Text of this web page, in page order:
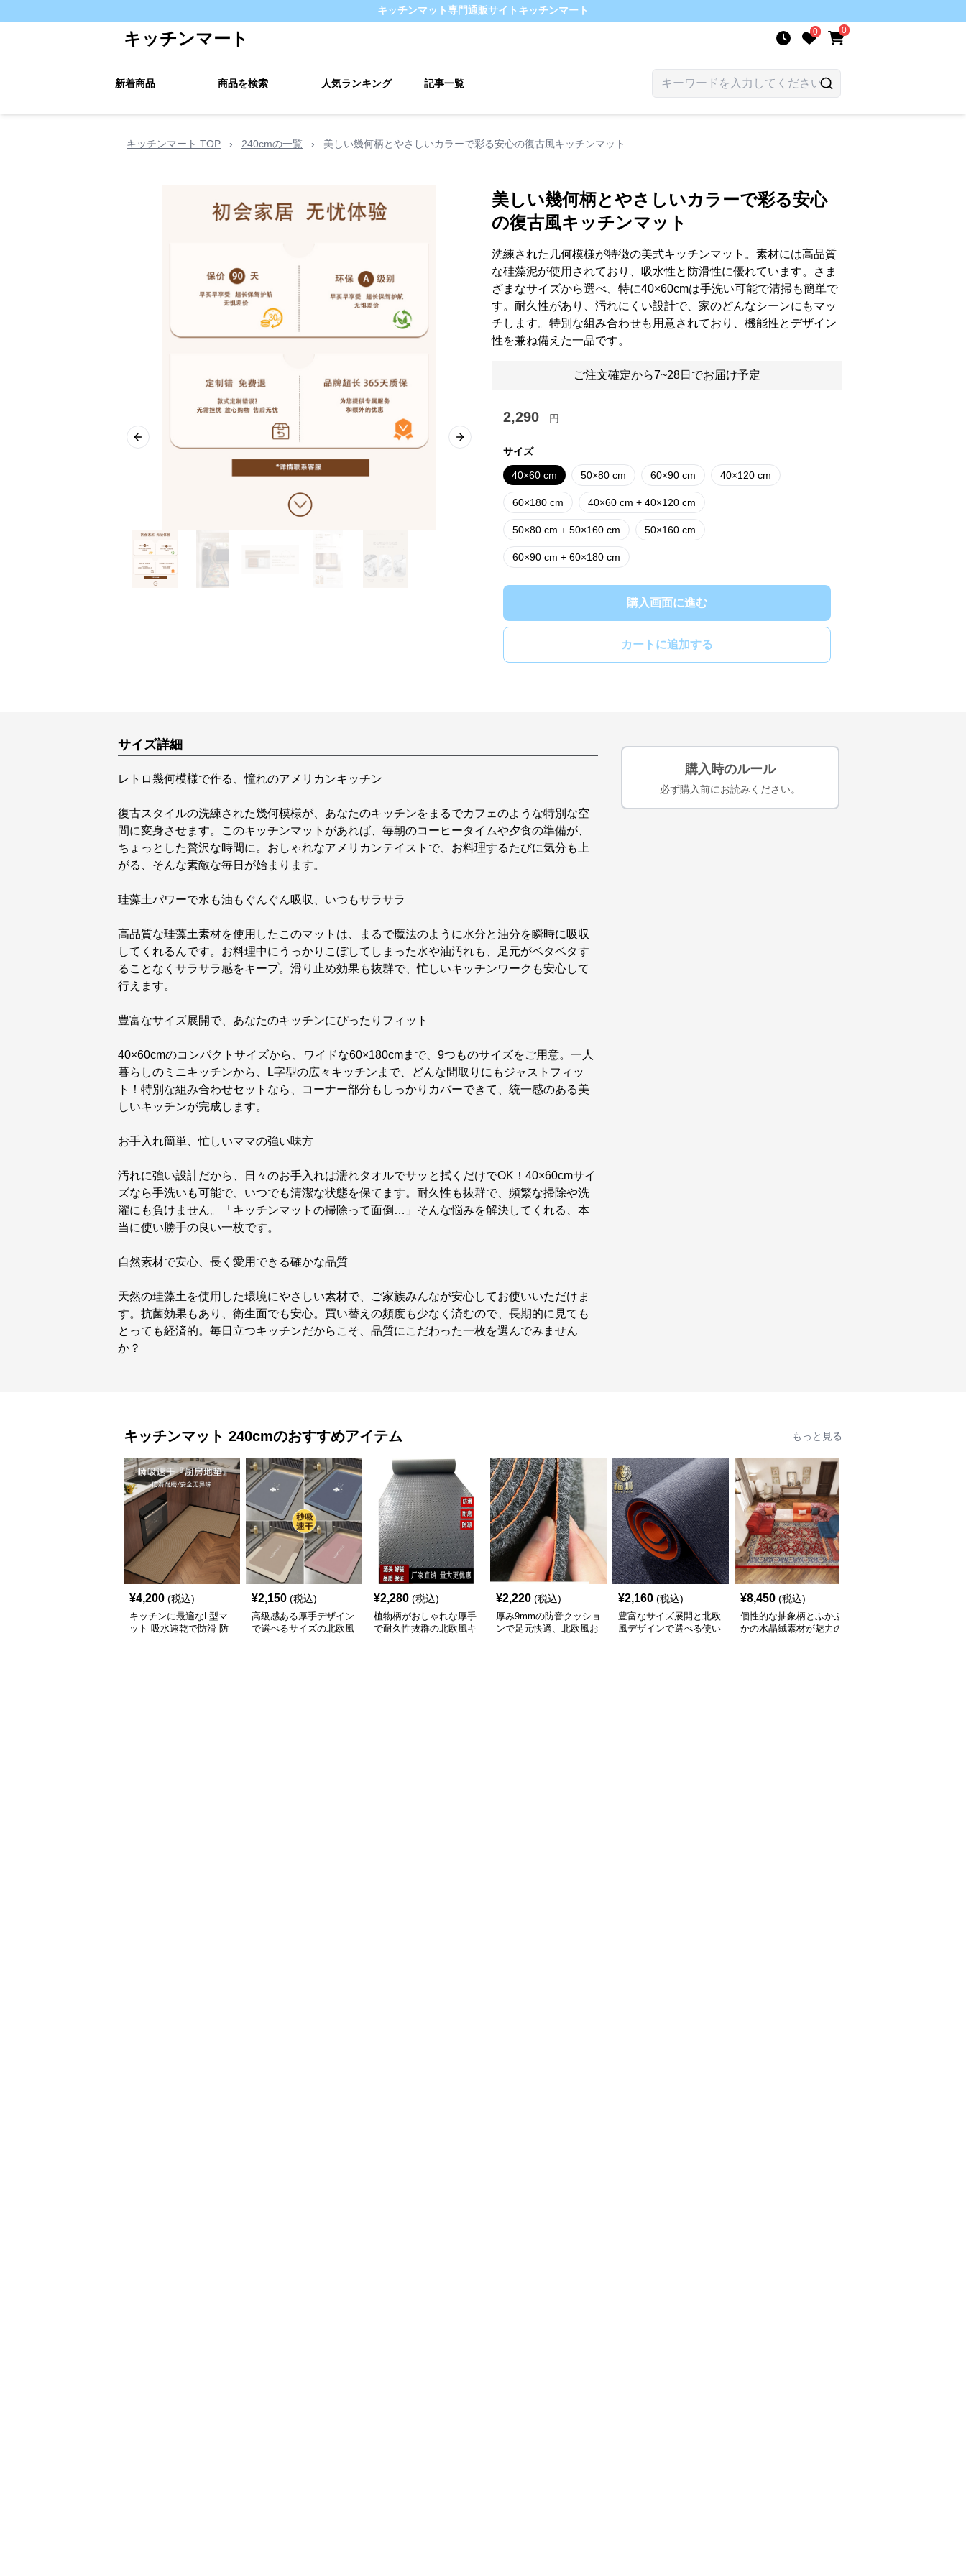
キッチンマット専門通販サイト キッチンマート
キッチンマート 0 0
新着商品 商品を検索 人気ランキング 記事一覧
キッチンマート TOP › 240cmの一覧 › 美しい幾何柄とやさしいカラーで彩る安心の復古風キッチンマット
Previous slide Next slide
美しい幾何柄とやさしいカラーで彩る安心
の復古風キッチンマット
洗練された几何模様が特徴の美式キッチンマット。素材には高品質
な硅藻泥が使用されており、吸水性と防滑性に優れています。さま
ざまなサイズから選べ、特に40×60cmは手洗い可能で清掃も簡単で
す。耐久性があり、汚れにくい設計で、家のどんなシーンにもマッ
チします。特別な組み合わせも用意されており、機能性とデザイン
性を兼ね備えた一品です。
ご注文確定から7~28日でお届け予定
2,290 円
サイズ
40×60 cm 50×80 cm 60×90 cm 40×120 cm
60×180 cm 40×60 cm + 40×120 cm
50×80 cm + 50×160 cm 50×160 cm
60×90 cm + 60×180 cm
購入画面に進む
カートに追加する
サイズ詳細
レトロ幾何模様で作る、憧れのアメリカンキッチン
復古スタイルの洗練された幾何模様が、あなたのキッチンをまるでカフェのような特別な空
間に変身させます。このキッチンマットがあれば、毎朝のコーヒータイムや夕食の準備が、
ちょっとした贅沢な時間に。おしゃれなアメリカンテイストで、お料理するたびに気分も上
がる、そんな素敵な毎日が始まります。
珪藻土パワーで水も油もぐんぐん吸収、いつもサラサラ
高品質な珪藻土素材を使用したこのマットは、まるで魔法のように水分と油分を瞬時に吸収
してくれるんです。お料理中にうっかりこぼしてしまった水や油汚れも、足元がベタベタす
ることなくサラサラ感をキープ。滑り止め効果も抜群で、忙しいキッチンワークも安心して
行えます。
豊富なサイズ展開で、あなたのキッチンにぴったりフィット
40×60cmのコンパクトサイズから、ワイドな60×180cmまで、9つものサイズをご用意。一人
暮らしのミニキッチンから、L字型の広々キッチンまで、どんな間取りにもジャストフィッ
ト！特別な組み合わせセットなら、コーナー部分もしっかりカバーできて、統一感のある美
しいキッチンが完成します。
お手入れ簡単、忙しいママの強い味方
汚れに強い設計だから、日々のお手入れは濡れタオルでサッと拭くだけでOK！40×60cmサイ
ズなら手洗いも可能で、いつでも清潔な状態を保てます。耐久性も抜群で、頻繁な掃除や洗
濯にも負けません。「キッチンマットの掃除って面倒…」そんな悩みを解決してくれる、本
当に使い勝手の良い一枚です。
自然素材で安心、長く愛用できる確かな品質
天然の珪藻土を使用した環境にやさしい素材で、ご家族みんなが安心してお使いいただけま
す。抗菌効果もあり、衛生面でも安心。買い替えの頻度も少なく済むので、長期的に見ても
とっても経済的。毎日立つキッチンだからこそ、品質にこだわった一枚を選んでみません
か？
購入時のルール
必ず購入前にお読みください。
キッチンマット 240cmのおすすめアイテム もっと見る
¥4,200 (税込)
キッチンに最適なL型マ
ット 吸水速乾で防滑 防
¥2,150 (税込)
高級感ある厚手デザイン
で選べるサイズの北欧風
¥2,280 (税込)
植物柄がおしゃれな厚手
で耐久性抜群の北欧風キ
¥2,220 (税込)
厚み9mmの防音クッショ
ンで足元快適、北欧風お
¥2,160 (税込)
豊富なサイズ展開と北欧
風デザインで選べる使い
¥8,450 (税込)
個性的な抽象柄とふかふ
かの水晶絨素材が魅力の